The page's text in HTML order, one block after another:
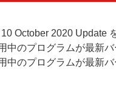
October 2020 Update
中のプログラムが最新
中のプログラムが最新